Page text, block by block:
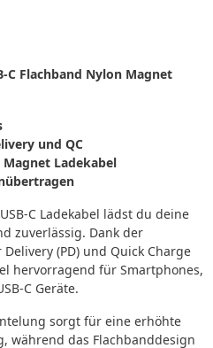
C Flachband Nylon Magnet
und QC
Ladekabel
C Ladekabel lädst du deine
zuverlässig. Dank der
Delivery (PD) und Quick Charge
hervorragend für Smartphones,
C Geräte.
sorgt für eine erhöhte
während das Flachbanddesign